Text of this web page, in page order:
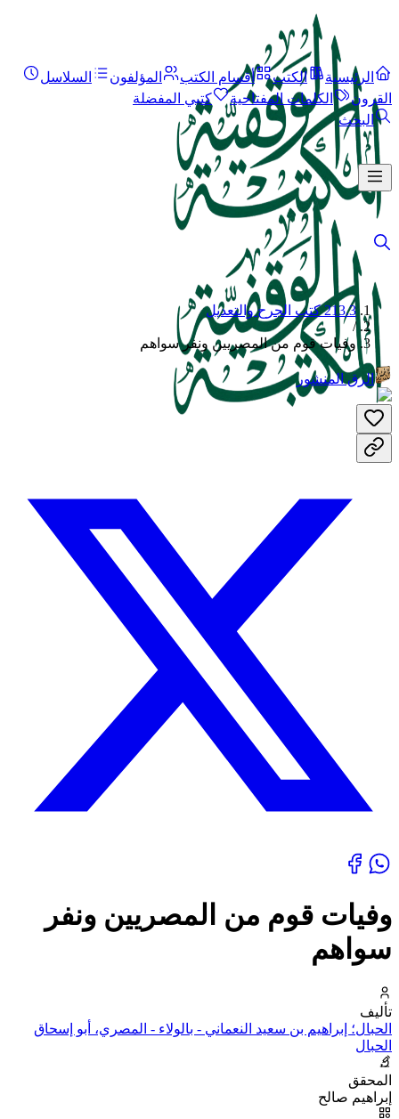
الرئيسية الكتب أقسام الكتب المؤلفون
السلاسل
القرون
الكلمات المفتاحية
كتبي المفضلة
البحث
213.3 كتب الجرح والتعديل
/
وفيات قوم من المصريين ونفر سواهم
الرق المنشور
وفيات قوم من المصريين ونفر
سواهم
تأليف
الحبال؛ إبراهيم بن سعيد النعماني - بالولاء - المصري، أبو إسحاق
الحبال
المحقق
إبراهيم صالح